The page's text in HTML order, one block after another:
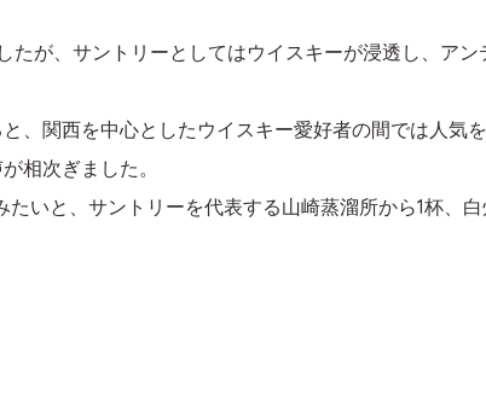
たが、サントリーとしてはウイスキーが浸透し、ア
、関西を中心としたウイスキー愛好者の間では人気
相次ぎました。
いと、サントリーを代表する山崎蒸溜所から1杯、